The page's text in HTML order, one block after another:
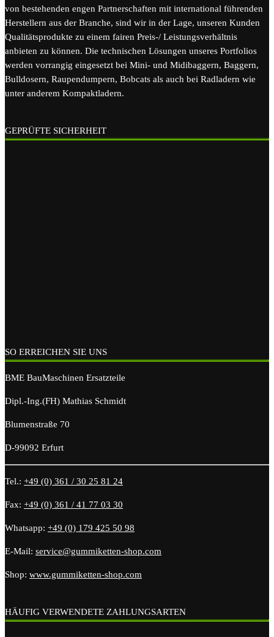
von bestehenden engen Partnerschaften mit international führenden
Herstellern aus der Branche, sind wir in der Lage, unseren Kunden
Qualitätsprodukte zu einem fairen Preis-/ Leistungsverhältnis
anbieten zu können. Die technischen Lösungen unseres Portfolios
werden vorrangig eingesetzt bei Mini- und Midibaggern, Baggern,
Bulldosern, Raupendumpern, Bobcats als auch bei Radladern wie
unter anderem Kompaktladern.
GEPRÜFTE SICHERHEIT
SO ERREICHEN SIE UNS
BME BauMaschinen Ersatzteile
Dipl.-Ing.(FH) Mathias Schmidt
Blumenstraße 70
D-99092 Erfurt
Tel.: +49 (0) 361 / 30 25 81 24
Fax: +49 (0) 361 / 41 77 03 30
Whatsapp: +49 (0) 179 425 50 98
E-Mail: service@gummiketten-shop.com
Shop: www.gummiketten-shop.com
HÄUFIG VERWENDETE ZAHLUNGSARTEN